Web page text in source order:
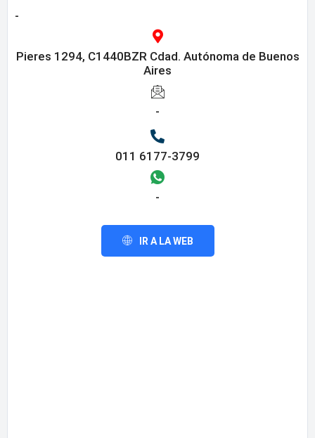
-
Pieres 1294, C1440BZR Cdad. Autónoma de Buenos
Aires
-
011 6177-3799
-
IR A LA WEB